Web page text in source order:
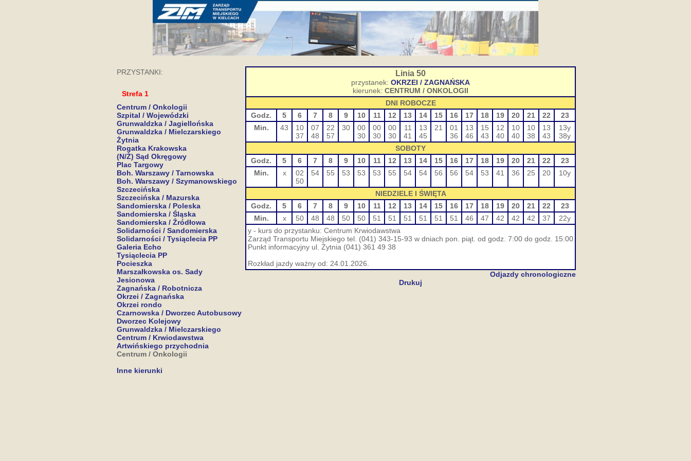
PRZYSTANKI:
Strefa 1
Centrum / Onkologii
Szpital / Wojewódzki
Grunwaldzka / Jagiellońska
Grunwaldzka / Mielczarskiego
Żytnia
Rogatka Krakowska
(N/Ż) Sąd Okręgowy
Plac Targowy
Boh. Warszawy / Tarnowska
Boh. Warszawy / Szymanowskiego
Szczecińska
Szczecińska / Mazurska
Sandomierska / Poleska
Sandomierska / Śląska
Sandomierska / Źródłowa
Solidarności / Sandomierska
Solidarności / Tysiąclecia PP
Galeria Echo
Tysiąclecia PP
Pocieszka
Marszałkowska os. Sady
Jesionowa
Zagnańska / Robotnicza
Okrzei / Zagnańska
Okrzei rondo
Czarnowska / Dworzec Autobusowy
Dworzec Kolejowy
Grunwaldzka / Mielczarskiego
Centrum / Krwiodawstwa
Artwińskiego przychodnia
Centrum / Onkologii
Inne kierunki
Linia 50
przystanek: OKRZEI / ZAGNAŃSKA
kierunek: CENTRUM / ONKOLOGII
DNI ROBOCZE
Godz.
5 6 7 8 9 10 11 12 13 14 15 16 17 18 19 20 21 22
23
Min.
43
10
37
07
48
22
57
30
00
30
00
30
00
30
11
41
13
45
21
01
36
13
46
15
43
12
40
10
40
10
38
13
43
13y
38y
SOBOTY
Godz.
5 6 7 8 9 10 11 12 13 14 15 16 17 18 19 20 21 22
23
Min.
x
02
50
54 55 53 53 53 55 54 54 56 56 54 53 41 36 25 20 10y
NIEDZIELE I ŚWIĘTA
Godz.
5 6 7 8 9 10 11 12 13 14 15 16 17 18 19 20 21 22
23
Min.
x 50 48 48 50 50 51 51 51 51 51 51 46 47 42 42 42 37
22y
y - kurs do przystanku: Centrum Krwiodawstwa
Zarząd Transportu Miejskiego tel. (041) 343-15-93 w dniach pon. piąt. od godz. 7:00 do godz. 15:00
Punkt informacyjny ul. Żytnia (041) 361 49 38
Rozkład jazdy ważny od: 24.01.2026.
Odjazdy chronologiczne
Drukuj